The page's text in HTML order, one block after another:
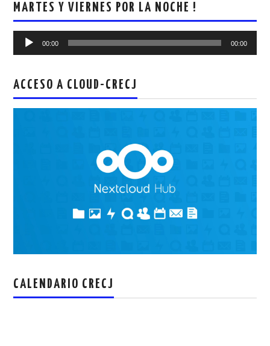
MARTES Y VIERNES POR LA NOCHE !
Reproductor
00:00 00:00
ACCESO A CLOUD-CRECJ
CALENDARIO CRECJ